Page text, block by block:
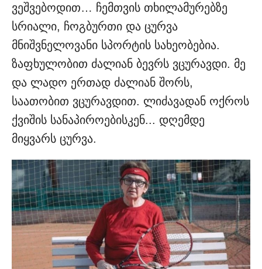
ვეშვებოდით… ჩემთვის თხილამურებზე
სრიალი, ჩოგბურთი და ცურვა
მნიშვნელოვანი სპორტის სახეობებია.
ზაფხულობით ძალიან ბევრს ვცურავდი. მე
და ლადო ერთად ძალიან შორს,
საათობით ვცურავდით. ლიძავადან ოქროს
ქვიშის სანაპიროებისკენ... დღემდე
მიყვარს ცურვა.